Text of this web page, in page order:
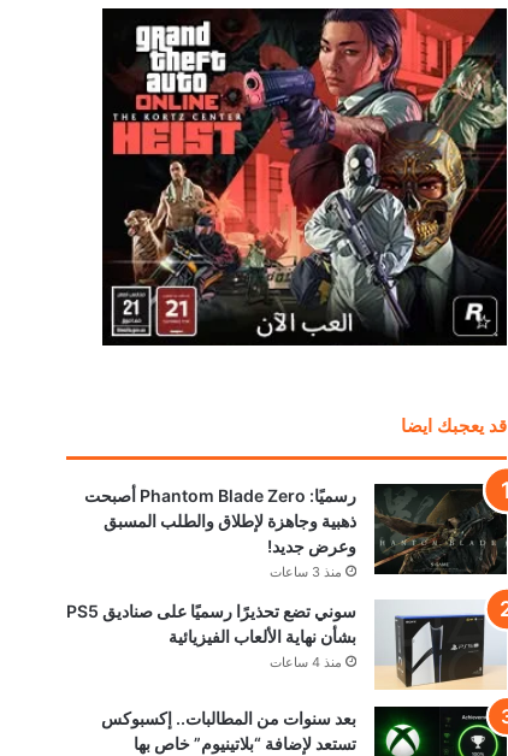
قد يعجبك ايضا
رسميًا: Phantom Blade Zero أصبحت
ذهبية وجاهزة لإطلاق والطلب المسبق
وعرض جديد!
منذ 3 ساعات
سوني تضع تحذيرًا رسميًا على صناديق PS5
بشأن نهاية الألعاب الفيزيائية
منذ 4 ساعات
بعد سنوات من المطالبات.. إكسبوكس
تستعد لإضافة “بلاتينيوم” خاص بها